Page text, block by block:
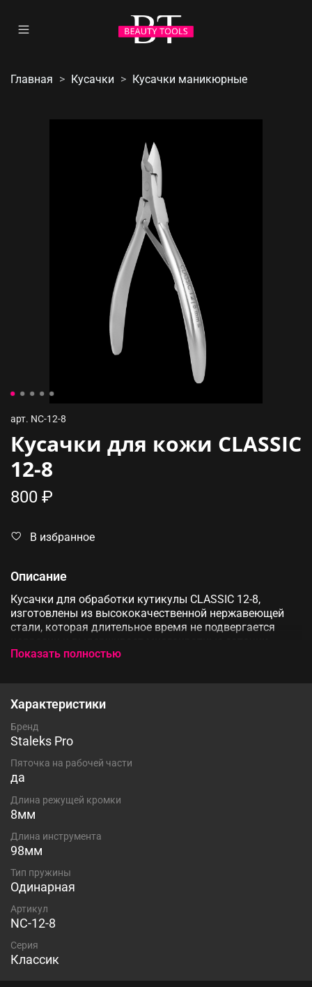
Главная Кусачки Кусачки маникюрные
арт. NC-12-8
Кусачки для кожи CLASSIC
12-8
800 ₽
В избранное
Описание
Кусачки для обработки кутикулы CLASSIC 12-8,
изготовлены из высококачественной нержавеющей
стали, которая длительное время не подвергается
Инструмент с одинарным типом пружины и длиной
Показать полностью
Характеристики
Бренд
Staleks Pro
Пяточка на рабочей части
да
Длина режущей кромки
8мм
Длина инструмента
98мм
Тип пружины
Одинарная
Артикул
NC-12-8
Серия
Классик